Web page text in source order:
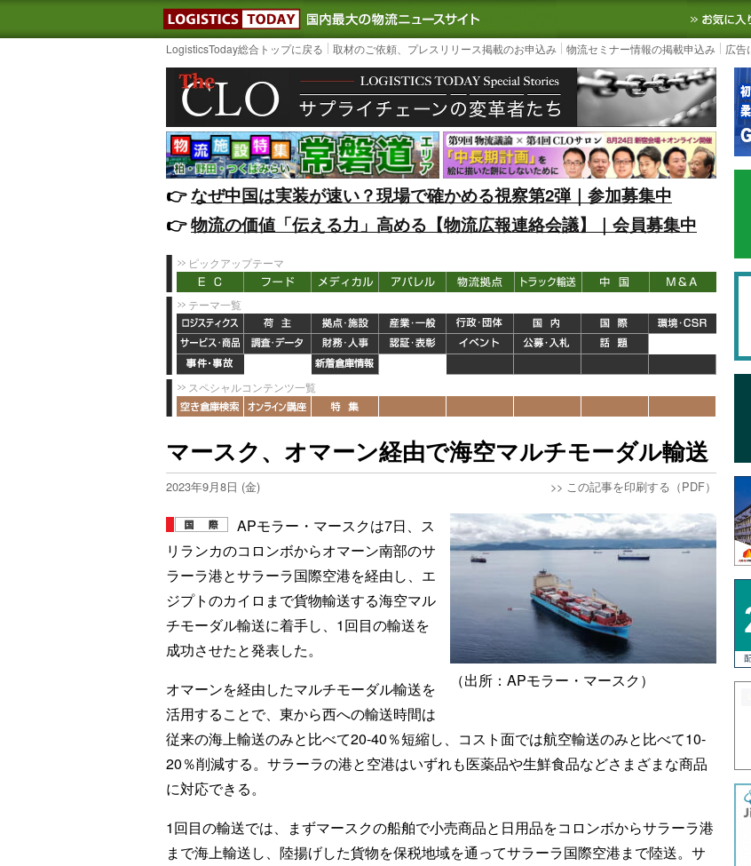
LOGISTICS TODAY｜国内最大の物流ニュースサイト3PL, SCMなど国内外の最
LogisticsToday総合トップに戻る 取材のご依頼、プレスリリース掲載のお申込み 物流セミナー情報の掲載申込み 広告
👉️なぜ中国は実装が速い？現場で確かめる視察第2弾｜参加募集中
👉️物流の価値「伝える力」高める【物流広報連絡会議】｜会員募集中
ピックアップテーマ
テーマ一覧
スペシャルコンテンツ一覧
マースク、オマーン経由で海空マルチモーダル輸送
2023年9月8日 (金) >> この記事を印刷する（PDF）
（出所：APモラー・マースク）
APモラー・マースクは7日、ス
リランカのコロンボからオマーン南部のサ
ラーラ港とサラーラ国際空港を経由し、エ
ジプトのカイロまで貨物輸送する海空マル
チモーダル輸送に着手し、1回目の輸送を
成功させたと発表した。
オマーンを経由したマルチモーダル輸送を
活用することで、東から西への輸送時間は
従来の海上輸送のみと比べて20‐40％短縮し、コスト面では航空輸送のみと比べて10‐
20％削減する。サラーラの港と空港はいずれも医薬品や生鮮食品などさまざまな商品
に対応できる。
1回目の輸送では、まずマースクの船舶で小売商品と日用品をコロンボからサラーラ港
まで海上輸送し、陸揚げした貨物を保税地域を通ってサラーラ国際空港まで陸送。サ